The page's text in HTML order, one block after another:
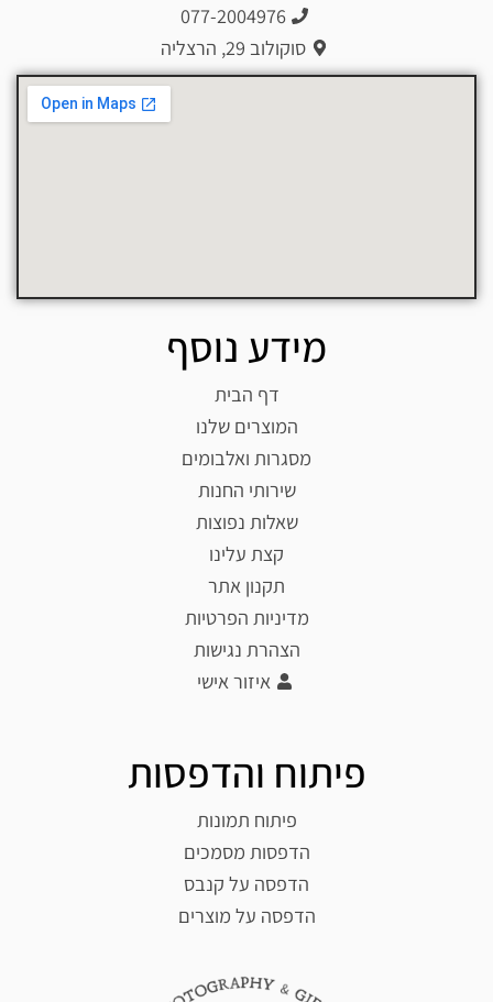
מידע נוסף
דף הבית
המוצרים שלנו
מסגרות ואלבומים
שירותי החנות
שאלות נפוצות
קצת עלינו
תקנון אתר
מדיניות הפרטיות
הצהרת נגישות
איזור אישי
פיתוח והדפסות
פיתוח תמונות
הדפסות מסמכים
הדפסה על קנבס
הדפסה על מוצרים
077-2004976
סוקולוב 29, הרצליה